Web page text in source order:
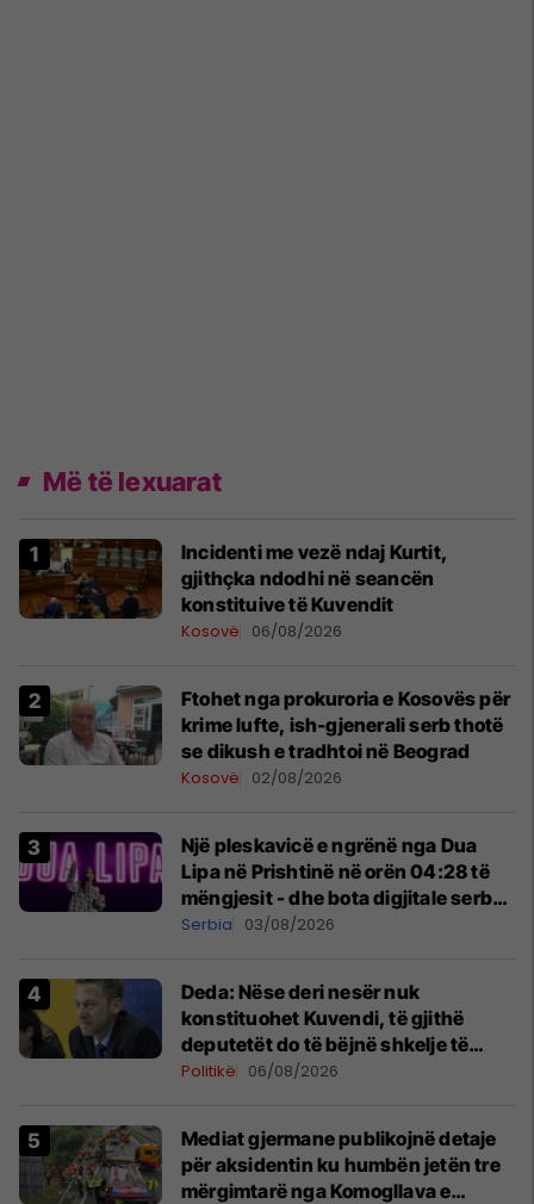
Më të lexuarat
Incidenti me vezë ndaj Kurtit,
gjithçka ndodhi në seancën
konstituive të Kuvendit
Kosovë 06/08/2026
Ftohet nga prokuroria e Kosovës për
krime lufte, ish-gjenerali serb thotë
se dikush e tradhtoi në Beograd
Kosovë 02/08/2026
Një pleskavicë e ngrënë nga Dua
Lipa në Prishtinë në orën 04:28 të
mëngjesit - dhe bota digjitale serbe
shpall gjendjen e luftës
Serbia 03/08/2026
Deda: Nëse deri nesër nuk
konstituohet Kuvendi, të gjithë
deputetët do të bëjnë shkelje të
rëndë kushtetuese
Politikë 06/08/2026
Mediat gjermane publikojnë detaje
për aksidentin ku humbën jetën tre
mërgimtarë nga Komogllava e